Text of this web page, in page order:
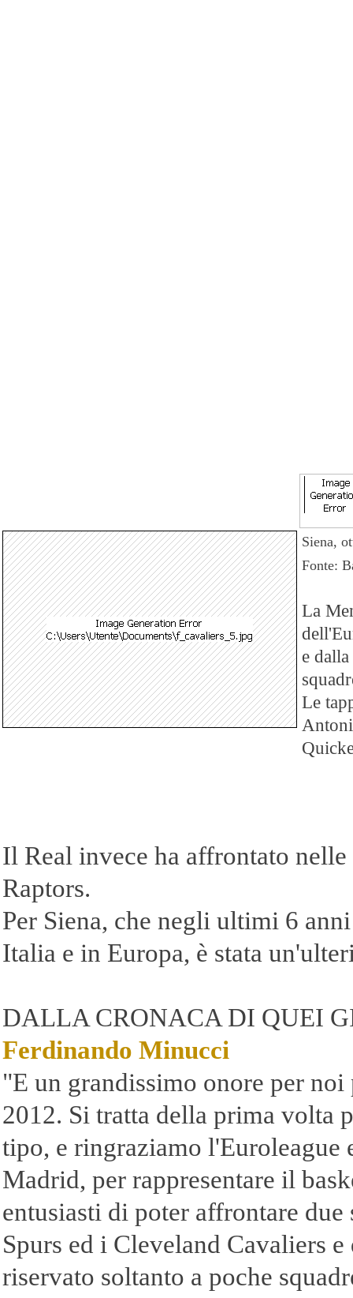
Siena,
Fonte:
La
e
Le
Il Real invece ha affrontato
Raptors.
Per Siena, che negli ultimi 6
Italia e in Europa, è stata
DALLA CRONACA DI QUEI
Ferdinando Minucci
"E un grandissimo onore per
2012. Si tratta della prima volta
tipo, e ringraziamo l'Euroleague
Madrid, per rappresentare il
entusiasti di poter affrontare
Spurs ed i Cleveland Cavaliers
riservato soltanto a poche